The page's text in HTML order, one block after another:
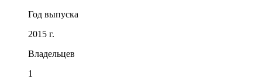
Год выпуска
2015 г.
Владельцев
1